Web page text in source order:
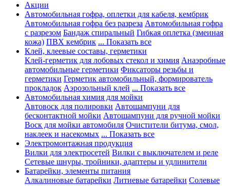
Акции
Автомобильная гофра, оплетки для кабеля, кембрик
Автомобильная гофра без разреза Автомобильная гофра
с разрезом Бандаж спиральный Гибкая оплетка (змеиная
кожа) ПВХ кембрик ... Показать все
Клей, клеевые составы, герметики
Клей-герметик для лобовых стекол и химия Анаэробные
автомобильные герметики Фиксаторы резьбы и
герметики Герметик автомобильный, формирователь
прокладок Аэрозольный клей ... Показать все
Автомобильная химия для мойки
Автовоск для полировки Автошампуни для
бесконтактной мойки Автошампуни для ручной мойки
Воск для мойки автомобиля Очистители битума, смол,
наклеек и насекомых ... Показать все
Электромонтажная продукция
Вилки для электросетей Вилки с выключателем и реле
Сетевые шнуры, тройники, адаптеры и удлинители
Батарейки, элементы питания
Алкалиновые батарейки Литиевые батарейки Солевые